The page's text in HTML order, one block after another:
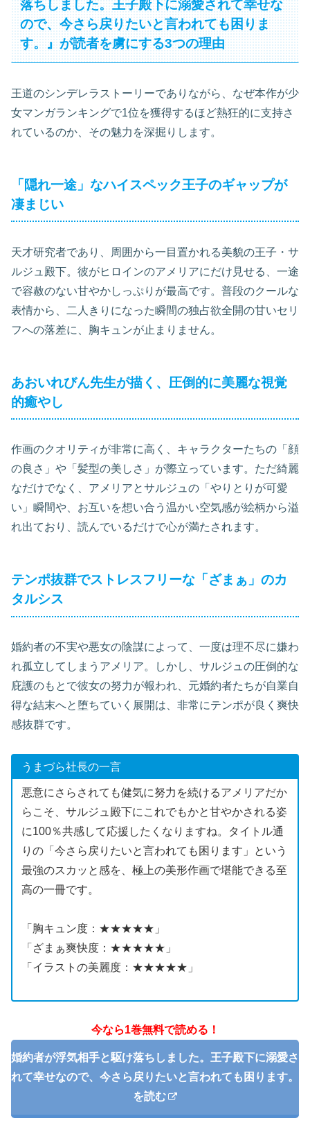
落ちしました。王子殿下に溺愛されて幸せな
ので、今さら戻りたいと言われても困りま
す。』が読者を虜にする3つの理由
王道のシンデレラストーリーでありながら、なぜ本作が少
女マンガランキングで1位を獲得するほど熱狂的に支持さ
れているのか、その魅力を深掘りします。
「隠れ一途」なハイスペック王子のギャップが
凄まじい
天才研究者であり、周囲から一目置かれる美貌の王子・サ
ルジュ殿下。彼がヒロインのアメリアにだけ見せる、一途
で容赦のない甘やかしっぷりが最高です。普段のクールな
表情から、二人きりになった瞬間の独占欲全開の甘いセリ
フへの落差に、胸キュンが止まりません。
あおいれびん先生が描く、圧倒的に美麗な視覚
的癒やし
作画のクオリティが非常に高く、キャラクターたちの「顔
の良さ」や「髪型の美しさ」が際立っています。ただ綺麗
なだけでなく、アメリアとサルジュの「やりとりが可愛
い」瞬間や、お互いを想い合う温かい空気感が絵柄から溢
れ出ており、読んでいるだけで心が満たされます。
テンポ抜群でストレスフリーな「ざまぁ」のカ
タルシス
婚約者の不実や悪女の陰謀によって、一度は理不尽に嫌わ
れ孤立してしまうアメリア。しかし、サルジュの圧倒的な
庇護のもとで彼女の努力が報われ、元婚約者たちが自業自
得な結末へと堕ちていく展開は、非常にテンポが良く爽快
感抜群です。
うまづら社長の一言
悪意にさらされても健気に努力を続けるアメリアだか
らこそ、サルジュ殿下にこれでもかと甘やかされる姿
に100％共感して応援したくなりますね。タイトル通
りの「今さら戻りたいと言われても困ります」という
最強のスカッと感を、極上の美形作画で堪能できる至
高の一冊です。
「胸キュン度：★★★★★」
「ざまぁ爽快度：★★★★★」
「イラストの美麗度：★★★★★」
今なら1巻無料で読める！
婚約者が浮気相手と駆け落ちしました。王子殿下に溺愛さ
れて幸せなので、今さら戻りたいと言われても困ります。
を読む